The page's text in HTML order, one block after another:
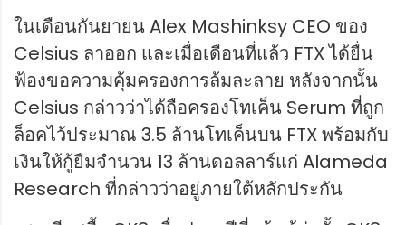
ในเดือนกันยายน Alex Mashinksy CEO ของ
Celsius ลาออก และเมื่อเดือนที่แล้ว FTX ได้ยื่น
ฟ้องขอความคุ้มครองการล้มละลาย หลังจากนั้น
Celsius กล่าวว่าได้ถือครองโทเค็น Serum ที่ถูก
ล็อคไว้ประมาณ 3.5 ล้านโทเค็นบน FTX พร้อมกับ
เงินให้กู้ยืมจำนวน 13 ล้านดอลลาร์แก่ Alameda
Research ที่กล่าวว่าอยู่ภายใต้หลักประกัน